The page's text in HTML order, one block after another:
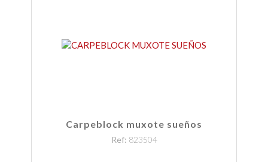
Carpeblock muxote sueños
Ref: 823504